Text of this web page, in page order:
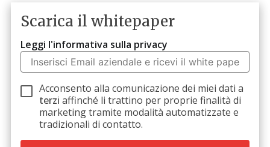
Scarica il whitepaper
Leggi l'informativa sulla privacy
Acconsento alla comunicazione dei miei dati a
terzi affinché li trattino per proprie finalità di
marketing tramite modalità automatizzate e
tradizionali di contatto.